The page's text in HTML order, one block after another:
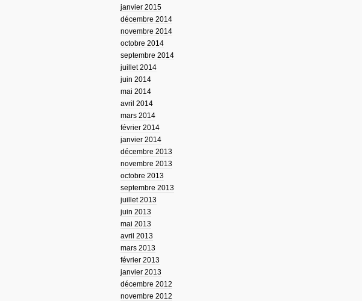
janvier 2015
décembre 2014
novembre 2014
octobre 2014
septembre 2014
juillet 2014
juin 2014
mai 2014
avril 2014
mars 2014
février 2014
janvier 2014
décembre 2013
novembre 2013
octobre 2013
septembre 2013
juillet 2013
juin 2013
mai 2013
avril 2013
mars 2013
février 2013
janvier 2013
décembre 2012
novembre 2012